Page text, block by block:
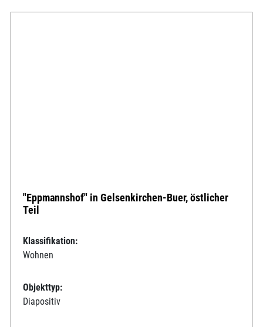
"Eppmannshof" in Gelsenkirchen-Buer, östlicher
Teil
Klassifikation:
Wohnen
Objekttyp:
Diapositiv